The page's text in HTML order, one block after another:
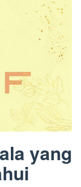
yang